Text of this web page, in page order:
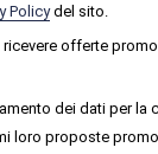
Policydel sito.
offerte
dei dati per la
loro proposte